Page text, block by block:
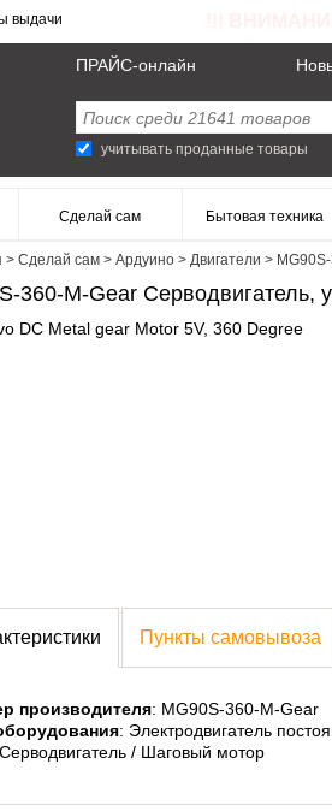
выдачи
ПРАЙС-онлайн
учитывать проданные товары
Сделай сам Бытовая техника
> Сделай сам> Ардуино> Двигатели >
360-M-Gear Серводвигатель,
DC Metal gear Motor 5V, 360 Degree
Пункты самовывоза
производителя: MG90S-360-M-Gear
: Электродвигатель
/ Шаговый мотор